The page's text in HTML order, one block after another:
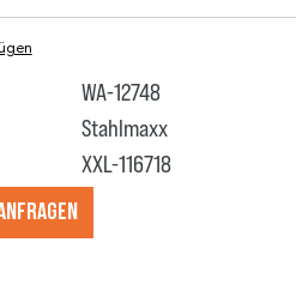
WA-12748
Stahlmaxx
XXL-116718